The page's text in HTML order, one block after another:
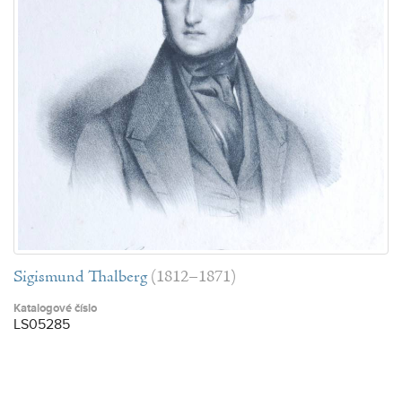
Sigismund Thalberg (1812–1871)
Katalogové číslo
LS05285